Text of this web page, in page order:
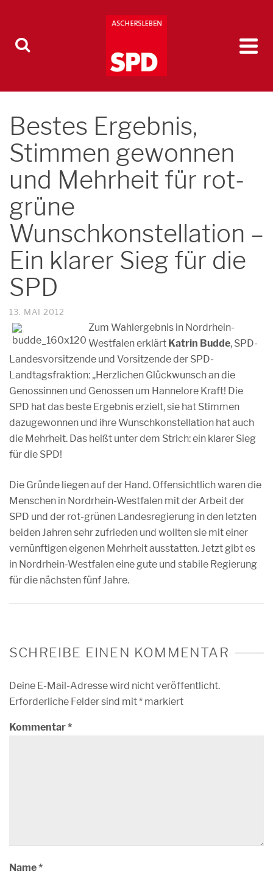
Bestes Ergebnis,
Stimmen gewonnen
und Mehrheit für rot-
grüne
Wunschkonstellation –
Ein klarer Sieg für die
SPD
13. MAI 2012
Zum Wahlergebnis in Nordrhein-
Westfalen erklärt Katrin Budde, SPD-
Landesvorsitzende und Vorsitzende der SPD-
Landtagsfraktion: „Herzlichen Glückwunsch an die
Genossinnen und Genossen um Hannelore Kraft! Die
SPD hat das beste Ergebnis erzielt, sie hat Stimmen
dazugewonnen und ihre Wunschkonstellation hat auch
die Mehrheit. Das heißt unter dem Strich: ein klarer Sieg
für die SPD!
Die Gründe liegen auf der Hand. Offensichtlich waren die
Menschen in Nordrhein-Westfalen mit der Arbeit der
SPD und der rot-grünen Landesregierung in den letzten
beiden Jahren sehr zufrieden und wollten sie mit einer
vernünftigen eigenen Mehrheit ausstatten. Jetzt gibt es
in Nordrhein-Westfalen eine gute und stabile Regierung
für die nächsten fünf Jahre.
SCHREIBE EINEN KOMMENTAR
Deine E-Mail-Adresse wird nicht veröffentlicht.
Erforderliche Felder sind mit* markiert
Kommentar*
Name*